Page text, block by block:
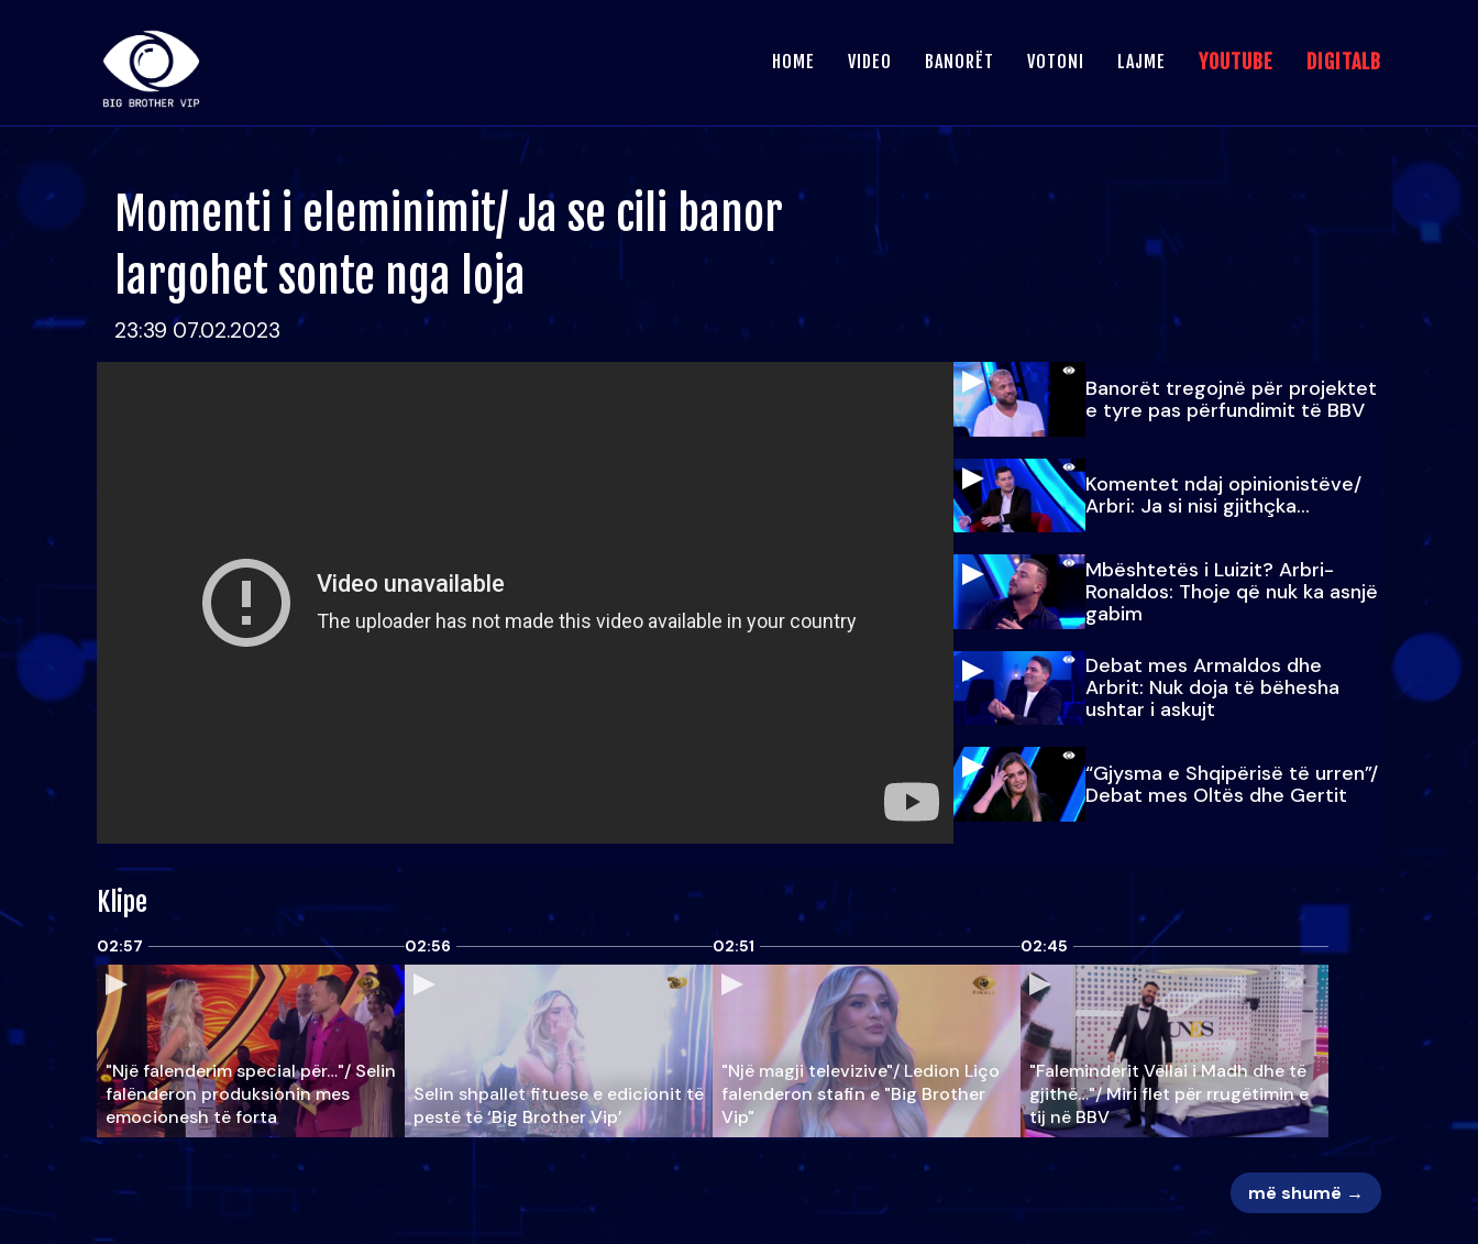
HOME VIDEO BANORËT VOTONI LAJME YOUTUBE DIGITALB
Momenti i eleminimit/ Ja se cili banor
largohet sonte nga loja
23:39 07.02.2023
Banorët tregojnë për projektet
e tyre pas përfundimit të BBV
Komentet ndaj opinionistëve/
Arbri: Ja si nisi gjithçka…
Mbështetës i Luizit? Arbri-
Ronaldos: Thoje që nuk ka asnjë
gabim
Debat mes Armaldos dhe
Arbrit: Nuk doja të bëhesha
ushtar i askujt
“Gjysma e Shqipërisë të urren”/
Debat mes Oltës dhe Gertit
Klipe
02:57
"Një falenderim special për…"/ Selin
falënderon produksionin mes
emocionesh të forta
02:56
Selin shpallet fituese e edicionit të
pestë të ‘Big Brother Vip’
02:51
"Një magji televizive"/ Ledion Liço
falenderon stafin e "Big Brother
Vip"
02:45
"Faleminderit Vëllai i Madh dhe të
gjithë…"/ Miri flet për rrugëtimin e
tij në BBV
më shumë →